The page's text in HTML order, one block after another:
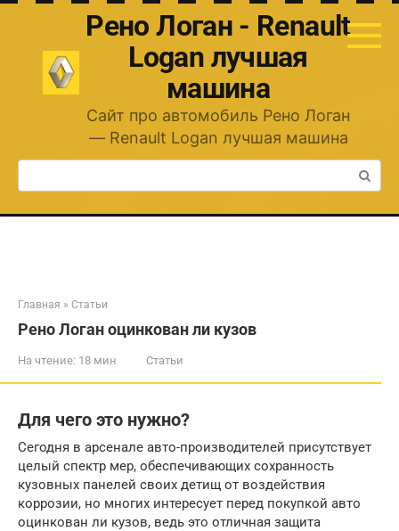
Перейти
Рено Логан - Renault
Logan лучшая
машина
Сайт про автомобиль Рено Логан
— Renault Logan лучшая машина
Поиск:
Главная » Статьи
Рено Логан оцинкован ли кузов
На чтение: 18 мин Статьи
Для чего это нужно?
Сегодня в арсенале авто-производителей присутствует
целый спектр мер, обеспечивающих сохранность
кузовных панелей своих детищ от воздействия
коррозии, но многих интересует перед покупкой авто
оцинкован ли кузов, ведь это отличная защита